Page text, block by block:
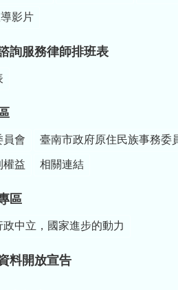
影片
詢服務律師排班表
員會 臺南市政府原住民族事務委
權益 相關連結
區
中立，國家進步的動力
料開放宣告